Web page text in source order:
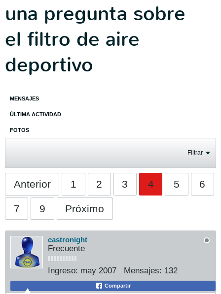
una pregunta sobre
el filtro de aire
deportivo
MENSAJES
ÚLTIMA ACTIVIDAD
FOTOS
Filtrar
Anterior 1 2 3 4 5 6
7 9 Próximo
castronight
Frecuente
Ingreso: may 2007 Mensajes: 132
Compartir